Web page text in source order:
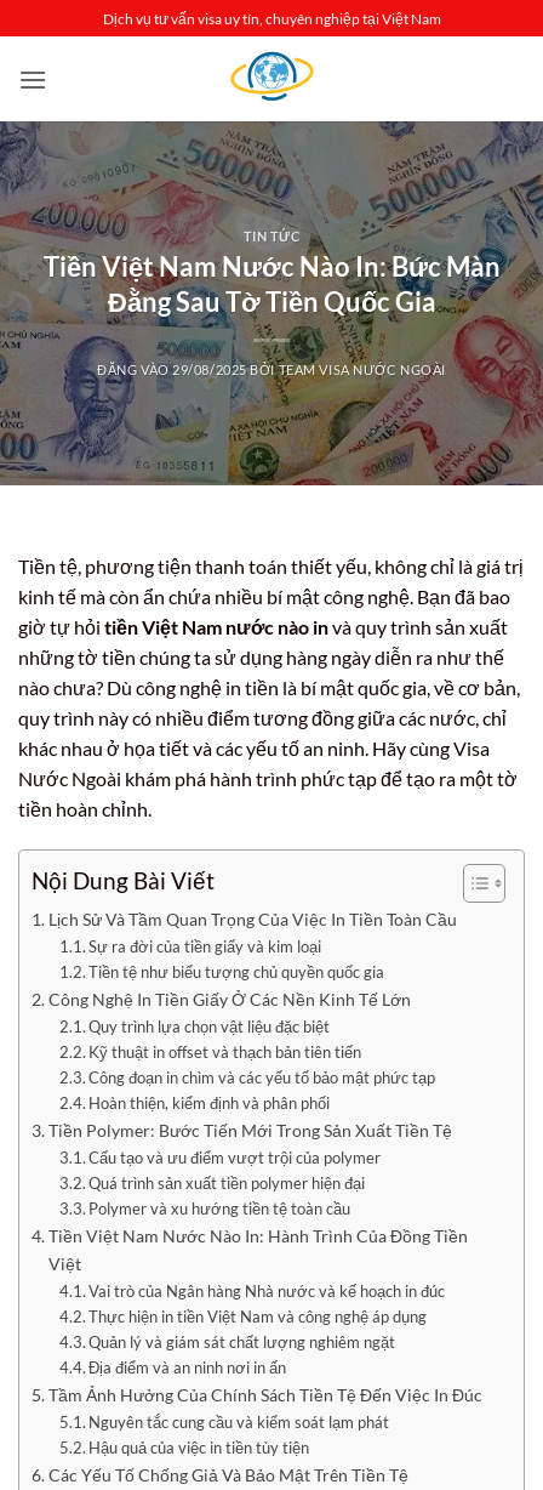
qua
nội
Dịch vụ tư vấn visa uy tín, chuyên nghiệp tại Việt Nam
TIN TỨC
Tiền Việt Nam Nước Nào In: Bức Màn
Đằng Sau Tờ Tiền Quốc Gia
ĐĂNG VÀO 29/08/2025BỞITEAM VISA NƯỚC NGOÀI
Tiền tệ, phương tiện thanh toán thiết yếu, không chỉ là giá trị
kinh tế mà còn ẩn chứa nhiều bí mật công nghệ. Bạn đã bao
giờ tự hỏi tiền Việt Nam nước nào invà quy trình sản xuất
những tờ tiền chúng ta sử dụng hàng ngày diễn ra như thế
nào chưa? Dù công nghệ in tiền là bí mật quốc gia, về cơ bản,
quy trình này có nhiều điểm tương đồng giữa các nước, chỉ
khác nhau ở họa tiết và các yếu tố an ninh. Hãy cùng Visa
Nước Ngoài khám phá hành trình phức tạp để tạo ra một tờ
tiền hoàn chỉnh.
Nội Dung Bài Viết
Lịch Sử Và Tầm Quan Trọng Của Việc In Tiền Toàn Cầu
Sự ra đời của tiền giấy và kim loại
Tiền tệ như biểu tượng chủ quyền quốc gia
Công Nghệ In Tiền Giấy Ở Các Nền Kinh Tế Lớn
Quy trình lựa chọn vật liệu đặc biệt
Kỹ thuật in offset và thạch bản tiên tiến
Công đoạn in chìm và các yếu tố bảo mật phức tạp
Hoàn thiện, kiểm định và phân phối
Tiền Polymer: Bước Tiến Mới Trong Sản Xuất Tiền Tệ
Cấu tạo và ưu điểm vượt trội của polymer
Quá trình sản xuất tiền polymer hiện đại
Polymer và xu hướng tiền tệ toàn cầu
Tiền Việt Nam Nước Nào In: Hành Trình Của Đồng Tiền
Việt
Vai trò của Ngân hàng Nhà nước và kế hoạch in đúc
Thực hiện in tiền Việt Nam và công nghệ áp dụng
Quản lý và giám sát chất lượng nghiêm ngặt
Địa điểm và an ninh nơi in ấn
Tầm Ảnh Hưởng Của Chính Sách Tiền Tệ Đến Việc In Đúc
Nguyên tắc cung cầu và kiểm soát lạm phát
Hậu quả của việc in tiền tùy tiện
Các Yếu Tố Chống Giả Và Bảo Mật Trên Tiền Tệ